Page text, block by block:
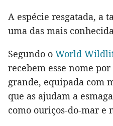
A espécie resgatada, a
uma das mais
Segundo o World
recebem esse nome por
grande, equipada com
que as ajudam a
como ouriços-do-mar e